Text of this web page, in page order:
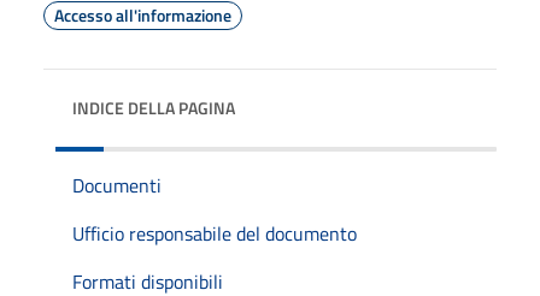
Accesso all'informazione
INDICE DELLA PAGINA
Documenti
Ufficio responsabile del documento
Formati disponibili